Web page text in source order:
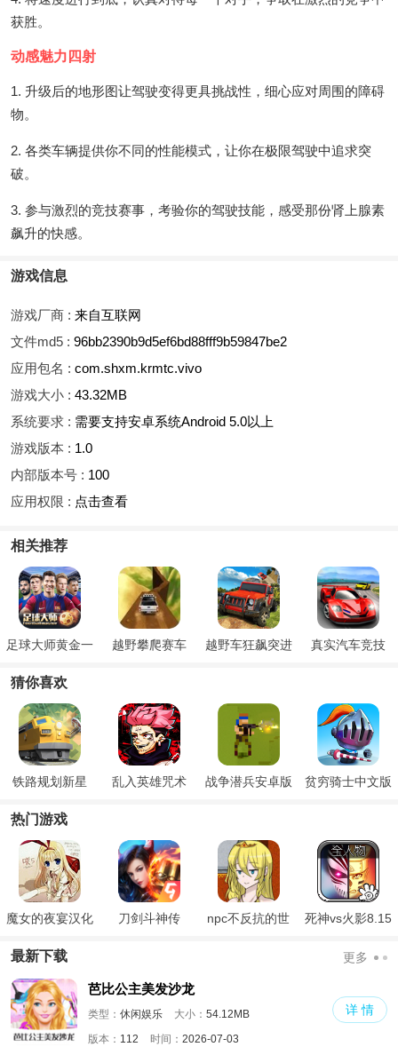
获胜。
动感魅力四射
1. 升级后的地形图让驾驶变得更具挑战性，细心应对周围的障碍
物。
2. 各类车辆提供你不同的性能模式，让你在极限驾驶中追求突
破。
3. 参与激烈的竞技赛事，考验你的驾驶技能，感受那份肾上腺素
飙升的快感。
游戏信息
游戏厂商 : 来自互联网
文件md5 : 96bb2390b9d5ef6bd88fff9b59847be2
应用包名 : com.shxm.krmtc.vivo
游戏大小 : 43.32MB
系统要求 : 需要支持安卓系统Android 5.0以上
游戏版本 : 1.0
内部版本号 : 100
应用权限 : 点击查看
相关推荐
足球大师黄金一
代
越野攀爬赛车 越野车狂飙突进 真实汽车竞技
猜你喜欢
铁路规划新星 乱入英雄咒术 战争潜兵安卓版 贫穷骑士中文版
热门游戏
魔女的夜宴汉化
刀剑斗神传
npc不反抗的世
死神vs火影8.15
最新下载 更多
芭比公主美发沙龙
类型： 休闲娱乐 大小： 54.12MB
版本： 112 时间： 2026-07-03
详 情